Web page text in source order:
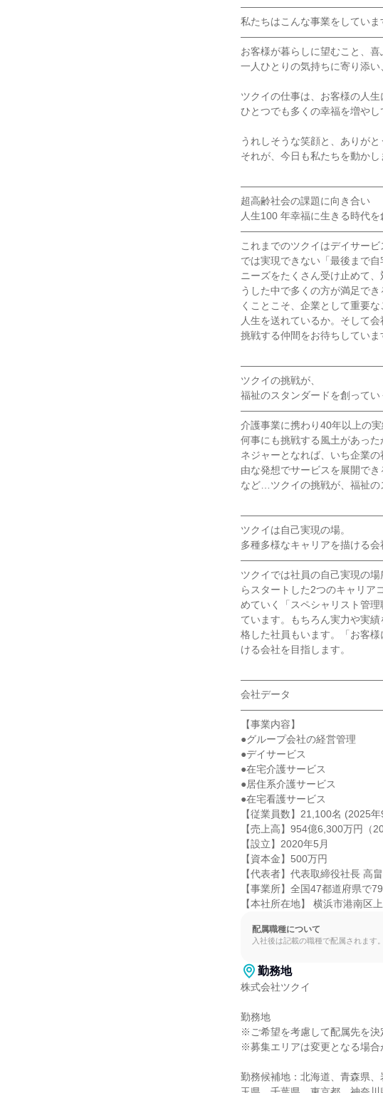
私たちはこんな事業をしていま
お客様が暮らしに望むこと、喜
一人ひとりの気持ちに寄り添い
ツクイの仕事は、お客様の人生
ひとつでも多くの幸福を増やし
うれしそうな笑顔と、ありがと
それが、今日も私たちを動かし
超高齢社会の課題に向き合い
人生100 年幸福に生きる時代を
これまでのツクイはデイサー
では実現できない「最後まで
ニーズをたくさん受け止めて
うした中で多くの方が満足で
くことこそ、企業として重要
人生を送れているか。そして
挑戦する仲間をお待ちしていま
ツクイの挑戦が、
福祉のスタンダードを創ってい
介護事業に携わり40年以上の
何事にも挑戦する風土があっ
ネジャーとなれば、いち企業
由な発想でサービスを展開で
など…ツクイの挑戦が、福祉の
ツクイは自己実現の場。
多種多様なキャリアを描ける会
ツクイでは社員の自己実現の
らスタートした2つのキャリア
めていく「スペシャリスト管
ています。もちろん実力や実
格した社員もいます。「お客
ける会社を目指します。
会社データ
【事業内容】
●グループ会社の経営管理
●デイサービス
●在宅介護サービス
●居住系介護サービス
●在宅看護サービス
【従業員数】21,100名 (2025
【売上高】954億6,300万円（
【設立】2020年5月
【資本金】500万円
【代表者】代表取締役社長 高
【事業所】全国47都道府県で
【本社所在地】 横浜市港南区
配属職種について
入社後は記載の職種で配属されます。
勤務地
株式会社ツクイ
勤務地
※ご希望を考慮して配属先を決
※募集エリアは変更となる場合
勤務候補地：北海道、青森県